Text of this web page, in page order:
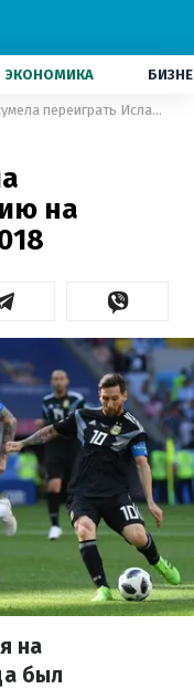
ЭКОНОМИКА
Аргентина не сумела переиграть Исландию на Чемпионате мира 2018
на
на
был